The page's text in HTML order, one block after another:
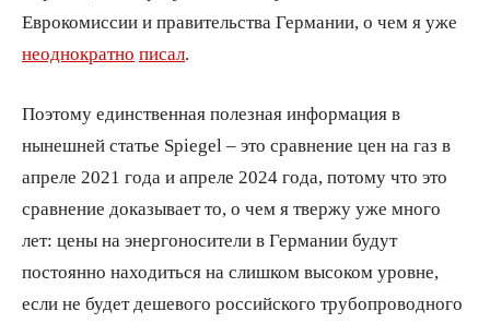
Еврокомиссии и правительства Германии, о чем я уже
неоднократно писал
Поэтому единственная полезная информация в
нынешней статье Spiegel – это сравнение цен на газ в
апреле 2021 года и апреле 2024 года, потому что это
сравнение доказывает то, о чем я твержу уже много
лет: цены на энергоносители в Германии будут
постоянно находиться на слишком высоком уровне,
если не будет дешевого российского трубопроводного